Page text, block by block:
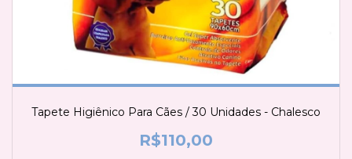
Tapete Higiênico Para Cães / 30 Unidades - Chalesco
R$110,00